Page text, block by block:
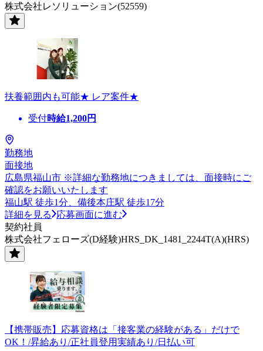
株式会社レソリューション(52559)
扶養範囲内も可能★ レア案件★
受付時給1,200円
勤務地
面接地
広島県福山市 ※詳細な勤務地につきましては、面接時にご
確認をお願いいたします
福山駅 徒歩1分、備後本庄駅 徒歩17分
詳細を見る
応募画面に進む
契約社員
株式会社フェローズ(D経験)HRS_DK_1481_2244T(A)(HRS)
【携帯販売】応募資格は「接客業の経験がある」だけで
OK！/昇給あり/正社員登用実績あり/日払い可